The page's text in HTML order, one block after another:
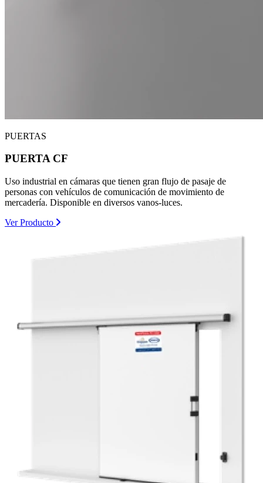
PUERTAS
PUERTA CF
Uso industrial en cámaras que tienen gran flujo de pasaje de
personas con vehículos de comunicación de movimiento de
mercadería. Disponible en diversos vanos-luces.
Ver Producto